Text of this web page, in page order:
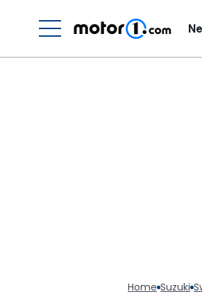
Home Suzuki